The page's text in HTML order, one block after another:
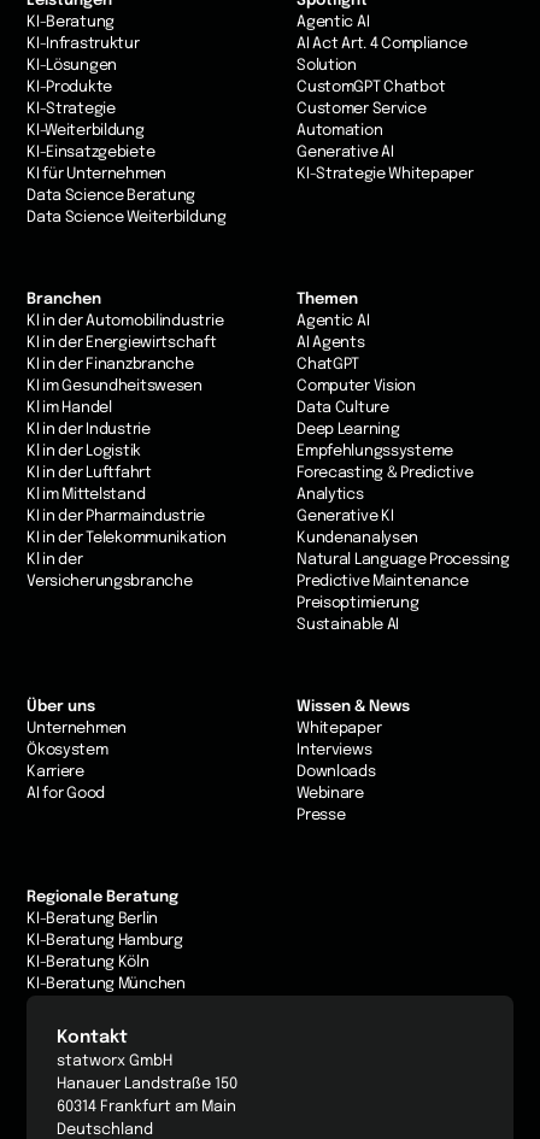
KI-Beratung
KI-Infrastruktur
KI-Lösungen
KI-Produkte
KI-Strategie
KI-Weiterbildung
KI-Einsatzgebiete
KI für Unternehmen
Data Science Beratung
Data Science Weiterbildung
Branchen
KI in der Automobilindustrie
KI in der Energiewirtschaft
KI in der Finanzbranche
KI im Gesundheitswesen
Kl im Handel
KI in der Industrie
Kl in der Logistik
KI in der Luftfahrt
Kl im Mittelstand
KI in der Pharmaindustrie
KI in der Telekommunikation
Kl in der
Versicherungsbranche
Themen
Agentic AI
AI Agents
ChatGPT
Computer Vision
Data Culture
Deep Learning
Empfehlungssysteme
Forecasting & Predictive
Analytics
Generative KI
Kundenanalysen
Natural Language Processing
Predictive Maintenance
Preisoptimierung
Sustainable AI
Agentic AI
AI Act Art. 4 Compliance
Solution
CustomGPT Chatbot
Customer Service
Automation
Generative AI
KI-Strategie Whitepaper
Über uns
Unternehmen
Ökosystem
Karriere
AI for Good
Wissen & News
Whitepaper
Interviews
Downloads
Webinare
Presse
Regionale Beratung
KI-Beratung Berlin
KI-Beratung Hamburg
KI-Beratung Köln
KI-Beratung München
Kontakt
statworx GmbH
Hanauer Landstraße 150
60314 Frankfurt am Main
Deutschland